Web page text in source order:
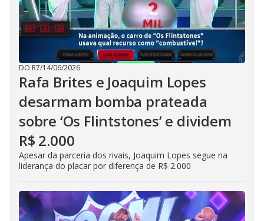
DO R7/14/06/2026
Rafa Brites e Joaquim Lopes
desarmam bomba prateada
sobre ‘Os Flintstones’ e dividem
R$ 2.000
Apesar da parceria dos rivais, Joaquim Lopes segue na
liderança do placar por diferença de R$ 2.000